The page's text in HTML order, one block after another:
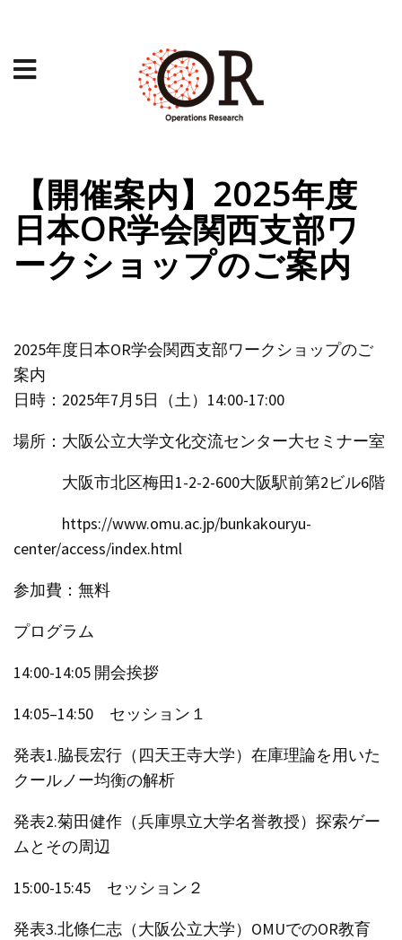
【開催案内】2025年度
日本OR学会関西支部ワ
ークショップのご案内
2025年度日本OR学会関西支部ワークショップのご
案内
日時：2025年7月5日（土）14:00-17:00
場所：大阪公立大学文化交流センター大セミナー室
大阪市北区梅田1-2-2-600大阪駅前第2ビル6階
https://www.omu.ac.jp/bunkakouryu-
center/access/index.html
参加費：無料
プログラム
14:00-14:05 開会挨拶
14:05–14:50 セッション１
発表1.脇長宏行（四天王寺大学）在庫理論を用いた
クールノー均衡の解析
発表2.菊田健作（兵庫県立大学名誉教授）探索ゲー
ムとその周辺
15:00-15:45 セッション２
発表3.北條仁志（大阪公立大学）OMUでのOR教育